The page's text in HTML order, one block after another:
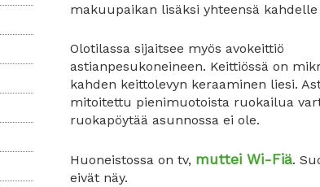
makuupaikan lisäksi yhteensä
Olotilassa sijaitsee myös avokeittiö
astianpesukoneineen. Keittiössä on
kahden keittolevyn keraaminen liesi.
mitoitettu pienimuotoista ruokailua
ruokapöytää asunnossa ei ole.
Huoneistossa on tv, muttei Wi-Fiä.
eivät näy.